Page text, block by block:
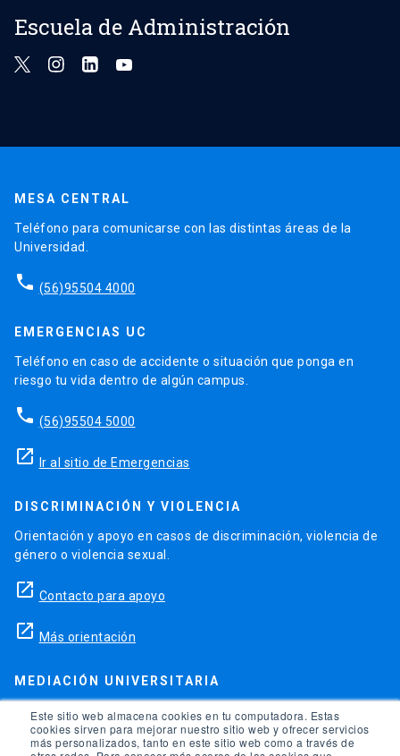
Este sitio web almacena cookies en tu computadora. Estas
cookies sirven para mejorar nuestro sitio web y ofrecer servicios
más personalizados, tanto en este sitio web como a través de
Escuela de Administración
MESA CENTRAL
Teléfono para comunicarse con las distintas áreas de la
Universidad.
phone (56)95504 4000
EMERGENCIAS UC
Teléfono en caso de accidente o situación que ponga en
riesgo tu vida dentro de algún campus.
phone (56)95504 5000
launch Ir al sitio de Emergencias
DISCRIMINACIÓN Y VIOLENCIA
Orientación y apoyo en casos de discriminación, violencia de
género o violencia sexual.
launch Contacto para apoyo
launch Más orientación
MEDIACIÓN UNIVERSITARIA
Teléfonos para orientación y consejo si se ha vulnerado
alguno de tus derechos en la universidad.